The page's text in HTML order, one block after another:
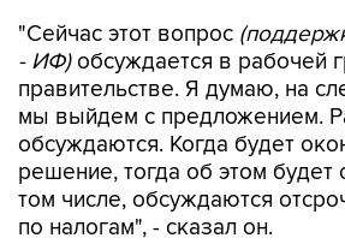
"Сейчас этот вопрос
- ИФ)обсуждается в рабочей
правительстве. Я думаю, на
мы выйдем с предложением.
обсуждаются. Когда будет
решение, тогда об этом будет
том числе, обсуждаются
по налогам", - сказал он.